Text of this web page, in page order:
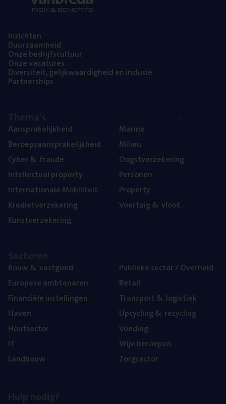
Inzich­ten
Duur­zaam­heid
Onze bedrijfs­cul­tuur
Onze vaca­tu­res
Diver­si­teit, gelijk­waar­dig­heid en inclusie
Part­ner­ships
Aan­spra­ke­lijk­heid
Beroeps­aan­spra­ke­lijk­heid
Cyber& fraude
Intel­lec­tu­al property
Inter­na­ti­o­na­le Mobiliteit
Kre­diet­ver­ze­ke­ring
Kunst­ver­ze­ke­ring
Mari­ne
Mili­eu
Oogst­ver­ze­ke­ring
Per­so­nen
Pro­per­ty
Voer­tuig& vloot
Bouw& vastgoed
Euro­pe­se ambtenaren
Finan­ci­ë­le instellingen
Haven
Hout­sec­tor
IT
Land­bouw
Publie­ke sec­tor / Overheid
Retail
Trans­port& logistiek
Upcy­cling& recycling
Voe­ding
Vrije beroe­pen
Zorg­sec­tor